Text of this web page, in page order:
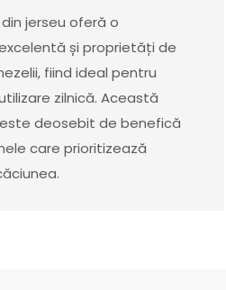
jerseu oferă o
și proprietăți de
fiind ideal pentru
zilnică. Această
deosebit de benefică
care prioritizează